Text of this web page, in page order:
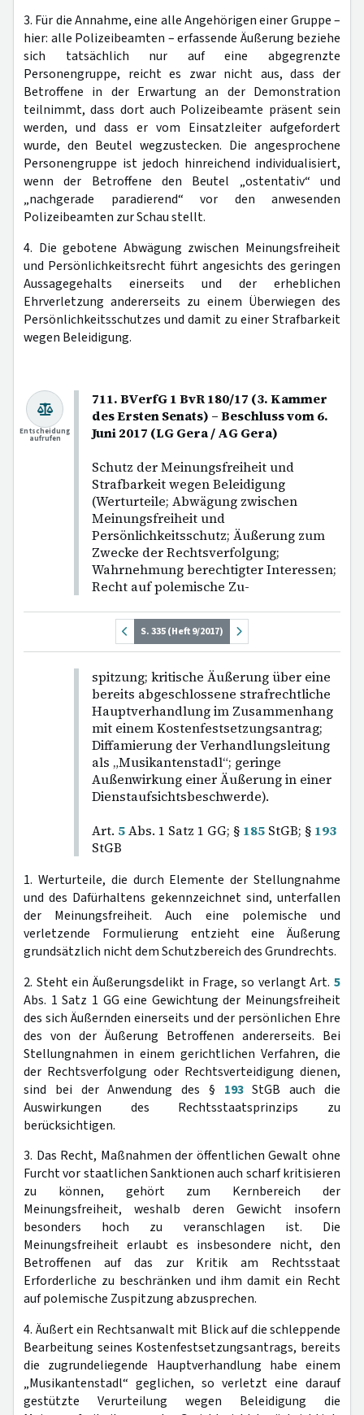
3. Für die Annahme, eine alle Angehörigen einer Gruppe –
hier: alle Polizeibeamten – erfassende Äußerung beziehe
sich tatsächlich nur auf eine abgegrenzte
Personengruppe, reicht es zwar nicht aus, dass der
Betroffene in der Erwartung an der Demonstration
teilnimmt, dass dort auch Polizeibeamte präsent sein
werden, und dass er vom Einsatzleiter aufgefordert
wurde, den Beutel wegzustecken. Die angesprochene
Personengruppe ist jedoch hinreichend individualisiert,
wenn der Betroffene den Beutel „ostentativ“ und
„nachgerade paradierend“ vor den anwesenden
Polizeibeamten zur Schau stellt.
4. Die gebotene Abwägung zwischen Meinungsfreiheit
und Persönlichkeitsrecht führt angesichts des geringen
Aussagegehalts einerseits und der erheblichen
Ehrverletzung andererseits zu einem Überwiegen des
Persönlichkeitsschutzes und damit zu einer Strafbarkeit
wegen Beleidigung.
711. BVerfG 1 BvR 180/17 (3. Kammer
des Ersten Senats) – Beschluss vom 6.
Juni 2017 (LG Gera / AG Gera)
Schutz der Meinungsfreiheit und
Strafbarkeit wegen Beleidigung
(Werturteile; Abwägung zwischen
Meinungsfreiheit und
Persönlichkeitsschutz; Äußerung zum
Zwecke der Rechtsverfolgung;
Wahrnehmung berechtigter Interessen;
Recht auf polemische Zu-
Entscheidung
aufrufen
S. 335 (Heft 9/2017)
spitzung; kritische Äußerung über eine
bereits abgeschlossene strafrechtliche
Hauptverhandlung im Zusammenhang
mit einem Kostenfestsetzungsantrag;
Diffamierung der Verhandlungsleitung
als „Musikantenstadl“; geringe
Außenwirkung einer Äußerung in einer
Dienstaufsichtsbeschwerde).
Art. 5Abs. 1 Satz 1 GG; § 185 StGB; § 193
StGB
1. Werturteile, die durch Elemente der Stellungnahme
und des Dafürhaltens gekennzeichnet sind, unterfallen
der Meinungsfreiheit. Auch eine polemische und
verletzende Formulierung entzieht eine Äußerung
grundsätzlich nicht dem Schutzbereich des Grundrechts.
2. Steht ein Äußerungsdelikt in Frage, so verlangt Art. 5
Abs. 1 Satz 1 GG eine Gewichtung der Meinungsfreiheit
des sich Äußernden einerseits und der persönlichen Ehre
des von der Äußerung Betroffenen andererseits. Bei
Stellungnahmen in einem gerichtlichen Verfahren, die
der Rechtsverfolgung oder Rechtsverteidigung dienen,
sind bei der Anwendung des § 193StGB auch die
Auswirkungen des Rechtsstaatsprinzips zu
berücksichtigen.
3. Das Recht, Maßnahmen der öffentlichen Gewalt ohne
Furcht vor staatlichen Sanktionen auch scharf kritisieren
zu können, gehört zum Kernbereich der
Meinungsfreiheit, weshalb deren Gewicht insofern
besonders hoch zu veranschlagen ist. Die
Meinungsfreiheit erlaubt es insbesondere nicht, den
Betroffenen auf das zur Kritik am Rechtsstaat
Erforderliche zu beschränken und ihm damit ein Recht
auf polemische Zuspitzung abzusprechen.
4. Äußert ein Rechtsanwalt mit Blick auf die schleppende
Bearbeitung seines Kostenfestsetzungsantrags, bereits
die zugrundeliegende Hauptverhandlung habe einem
„Musikantenstadl“ geglichen, so verletzt eine darauf
gestützte Verurteilung wegen Beleidigung die